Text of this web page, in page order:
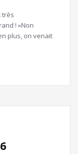
très
! »Non
plus, on venait